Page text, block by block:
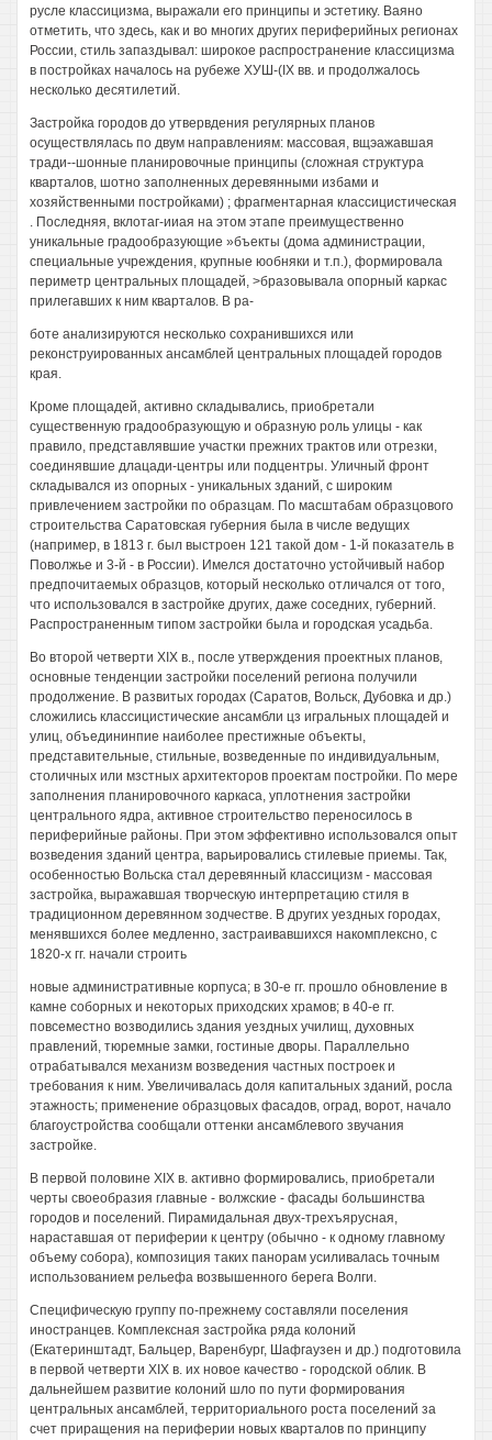
русле классицизма, выражали его принципы и эстетику. Ваяно
отметить, что здесь, как и во многих других периферийных регионах
России, стиль запаздывал: широкое распространение классицизма
в постройках началось на рубеже ХУШ-(IX вв. и продолжалось
несколько десятилетий.
Застройка городов до утвервдения регулярных планов
осуществлялась по двум направлениям: массовая, вщэажавшая
тради--шонные планировочные принципы (сложная структура
кварталов, шотно заполненных деревянными избами и
хозяйственными постройками) ; фрагментарная классицистическая
. Последняя, вклотаг-ииая на этом этапе преимущественно
уникальные градообразующие »бъекты (дома администрации,
специальные учреждения, крупные юобняки и т.п.), формировала
периметр центральных площадей, >бразовывала опорный каркас
прилегавших к ним кварталов. В ра-
боте анализируются несколько сохранившихся или
реконструированных ансамблей центральных площадей городов
края.
Кроме площадей, активно складывались, приобретали
существенную градообразующую и образную роль улицы - как
правило, представлявшие участки прежних трактов или отрезки,
соединявшие длацади-центры или подцентры. Уличный фронт
складывался из опорных - уникальных зданий, с широким
привлечением застройки по образцам. По масштабам образцового
строительства Саратовская губерния была в числе ведущих
(например, в 1813 г. был выстроен 121 такой дом - 1-й показатель в
Поволжье и 3-й - в России). Имелся достаточно устойчивый набор
предпочитаемых образцов, который несколько отличался от того,
что использовался в застройке других, даже соседних, губерний.
Распространенным типом застройки была и городская усадьба.
Во второй четверти XIX в., после утверждения проектных планов,
основные тенденции застройки поселений региона получили
продолжение. В развитых городах (Саратов, Вольск, Дубовка и др.)
сложились классицистические ансамбли цз игральных площадей и
улиц, объедининпие наиболее престижные объекты,
представительные, стильные, возведенные по индивидуальным,
столичных или мзстных архитекторов проектам постройки. По мере
заполнения планировочного каркаса, уплотнения застройки
центрального ядра, активное строительство переносилось в
периферийные районы. При этом эффективно использовался опыт
возведения зданий центра, варьировались стилевые приемы. Так,
особенностью Вольска стал деревянный классицизм - массовая
застройка, выражавшая творческую интерпретацию стиля в
традиционном деревянном зодчестве. В других уездных городах,
менявшихся более медленно, застраивавшихся накомплексно, с
1820-х гг. начали строить
новые административные корпуса; в 30-е гг. прошло обновление в
камне соборных и некоторых приходских храмов; в 40-е гг.
повсеместно возводились здания уездных училищ, духовных
правлений, тюремные замки, гостиные дворы. Параллельно
отрабатывался механизм возведения частных построек и
требования к ним. Увеличивалась доля капитальных зданий, росла
этажность; применение образцовых фасадов, оград, ворот, начало
благоустройства сообщали оттенки ансамблевого звучания
застройке.
В первой половине XIX в. активно формировались, приобретали
черты своеобразия главные - волжские - фасады большинства
городов и поселений. Пирамидальная двух-трехъярусная,
нараставшая от периферии к центру (обычно - к одному главному
объему собора), композиция таких панорам усиливалась точным
использованием рельефа возвышенного берега Волги.
Специфическую группу по-прежнему составляли поселения
иностранцев. Комплексная застройка ряда колоний
(Екатеринштадт, Бальцер, Варенбург, Шафгаузен и др.) подготовила
в первой четверти XIX в. их новое качество - городской облик. В
дальнейшем развитие колоний шло по пути формирования
центральных ансамблей, территориального роста поселений за
счет приращения на периферии новых кварталов по принципу